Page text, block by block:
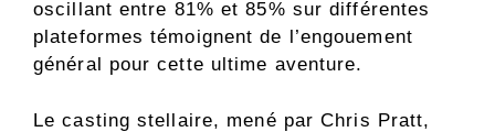
oscillant entre 81% et 85% sur différentes
plateformes témoignent de l’engouement
général pour cette ultime aventure.
Le casting stellaire, mené par Chris Pratt,